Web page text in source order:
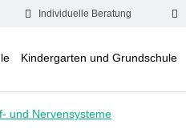
Individuelle Beratung
Kindergarten und Grundschule
und Nervensysteme